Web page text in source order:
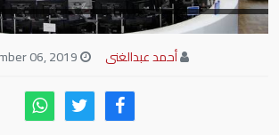
أحمد عبدالغنى